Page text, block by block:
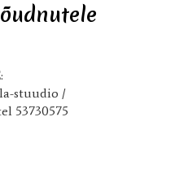
stuudio /
53730575